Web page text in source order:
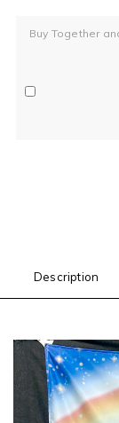
Buy Together
Description